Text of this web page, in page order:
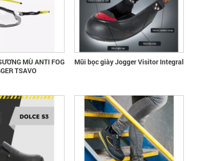
MÙ ANTI FOG
TSAVO
Mũi bọc giày Jogger Visitor Integral